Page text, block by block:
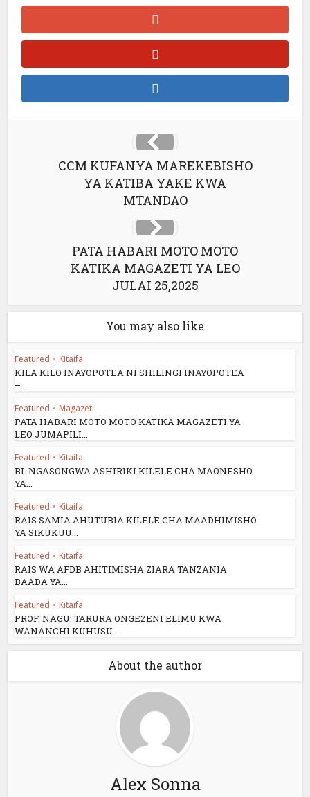
CCM KUFANYA MAREKEBISHO
YA KATIBA YAKE KWA
MTANDAO
PATA HABARI MOTO MOTO
KATIKA MAGAZETI YA LEO
JULAI 25,2025
You may also like
Featured • Kitaifa
KILA KILO INAYOPOTEA NI SHILINGI INAYOPOTEA
–...
Featured • Magazeti
PATA HABARI MOTO MOTO KATIKA MAGAZETI YA
LEO JUMAPILI...
Featured • Kitaifa
BI. NGASONGWA ASHIRIKI KILELE CHA MAONESHO
YA...
Featured • Kitaifa
RAIS SAMIA AHUTUBIA KILELE CHA MAADHIMISHO
YA SIKUKUU...
Featured • Kitaifa
RAIS WA AFDB AHITIMISHA ZIARA TANZANIA
BAADA YA...
Featured • Kitaifa
PROF. NAGU: TARURA ONGEZENI ELIMU KWA
WANANCHI KUHUSU...
About the author
Alex Sonna